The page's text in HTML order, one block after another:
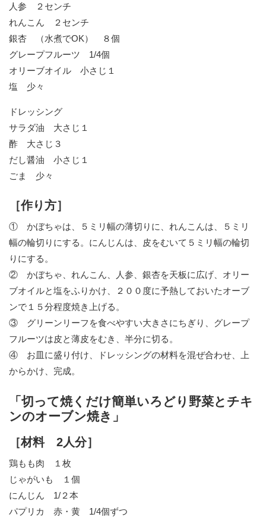
人参 ２センチ
れんこん ２センチ
銀杏 （水煮でOK） ８個
グレープフルーツ 1/4個
オリーブオイル 小さじ１
塩 少々
ドレッシング
サラダ油 大さじ１
酢 大さじ３
だし醤油 小さじ１
ごま 少々
［作り方］
① かぼちゃは、５ミリ幅の薄切りに、れんこんは、５ミリ
幅の輪切りにする。にんじんは、皮をむいて５ミリ幅の輪切
りにする。
② かぼちゃ、れんこん、人参、銀杏を天板に広げ、オリー
ブオイルと塩をふりかけ、２００度に予熱しておいたオーブ
ンで１５分程度焼き上げる。
③ グリーンリーフを食べやすい大きさにちぎり、グレープ
フルーツは皮と薄皮をむき、半分に切る。
④ お皿に盛り付け、ドレッシングの材料を混ぜ合わせ、上
からかけ、完成。
「切って焼くだけ簡単いろどり野菜とチキ
ンのオーブン焼き」
［材料 2人分］
鶏もも肉 １枚
じゃがいも １個
にんじん 1/２本
パプリカ 赤・黄 1/4個ずつ